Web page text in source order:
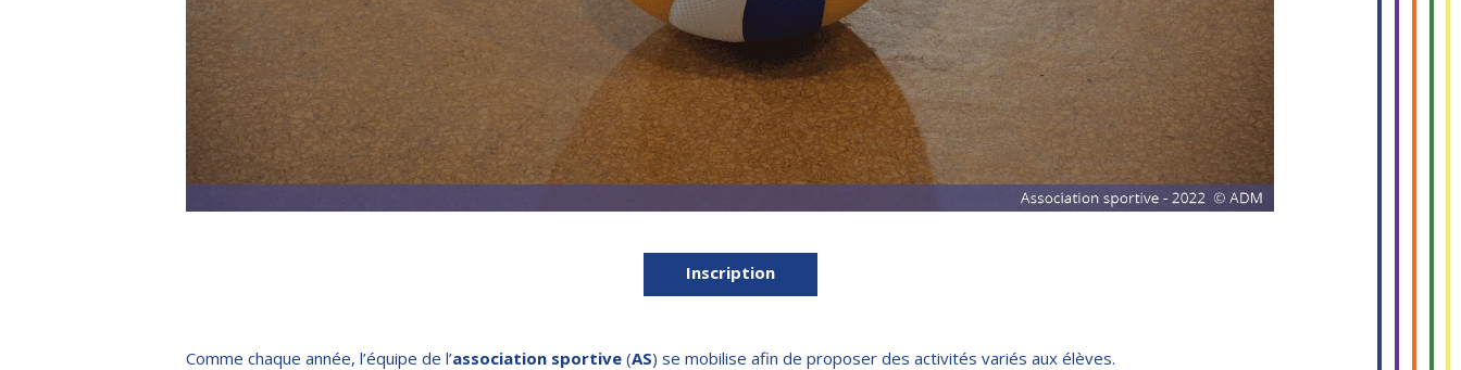
Inscription
Comme chaque année, l’équipe de l’association sportive (AS) se mobilise afin de proposer des activités variés aux élèves.